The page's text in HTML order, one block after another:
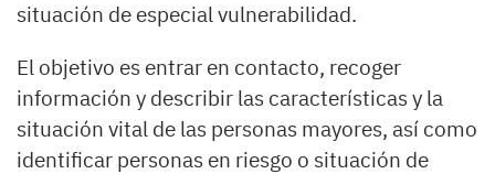
situación de especial vulnerabilidad.
El objetivo es entrar en contacto, recoger
información y describir las características y la
situación vital de las personas mayores, así como
identificar personas en riesgo o situación de